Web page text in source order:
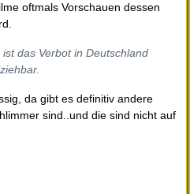
oftmals Vorschauen dessen
das Verbot in Deutschland
da gibt es definitiv andere
sind..und die sind nicht auf